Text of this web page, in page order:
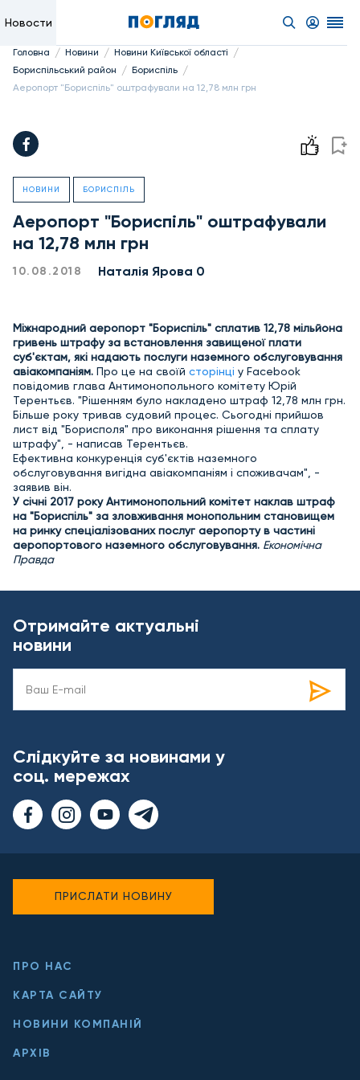
Новости
Головна / Новини / Новини Київської області /
Бориспільський район / Бориспіль /
Аеропорт "Бориспіль" оштрафували на 12,78 млн грн
НОВИНИ БОРИСПІЛЬ
Аеропорт "Бориспіль" оштрафували
на 12,78 млн грн
10.08.2018 Наталія Ярова 0
Міжнародний аеропорт "Бориспіль" сплатив 12,78 мільйона
гривень штрафу за встановлення завищеної плати
суб'єктам, які надають послуги наземного обслуговування
авіакомпаніям. Про це на своїй сторінці у Facebook
повідомив глава Антимонопольного комітету Юрій
Терентьєв. "Рішенням було накладено штраф 12,78 млн грн.
Більше року тривав судовий процес. Сьогодні прийшов
лист від "Борисполя" про виконання рішення та сплату
штрафу", - написав Терентьєв.
Ефективна конкуренція суб'єктів наземного
обслуговування вигідна авіакомпаніям і споживачам", -
заявив він.
У січні 2017 року Антимонопольний комітет наклав штраф
на "Бориспіль" за зловживання монопольним становищем
на ринку спеціалізованих послуг аеропорту в частині
аеропортового наземного обслуговування. Економічна
Правда
Отримайте актуальні
новини
Слідкуйте за новинами у
соц. мережах
ПРО НАС
КАРТА САЙТУ
НОВИНИ КОМПАНІЙ
АРХІВ
ПРИСЛАТИ НОВИНУ